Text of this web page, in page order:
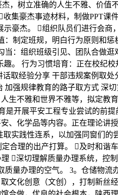
，树立准确的人生不雅、价值
收集豪杰事迹材料，制做PPT
示豪杰。 组织队员们进行会
：制定班规，明白行为原则和
当：组织班级引见、团队合做
趣。 行为习惯培育：正在校纪
取经验分享 干部违规案例取
加强规律教育的路子取方式 深
生不雅和世界不雅等，拟定教
是开展平安工程专业尝试的前
、化学品等内容。正在理论讲
取实践性连系，以加强同窗们
合理的出产打算。 及时和谐
深切理解质量办理系统，控
质量办理的空气。 3。仓储物
文化创意（文创），打制新丝